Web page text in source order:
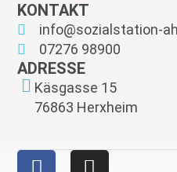
KONTAKT
info@sozialstation-
07276 98900
ADRESSE
Käsgasse 15
76863 Herxheim
F
I